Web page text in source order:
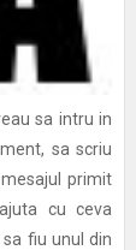
sa intru in
sa scriu
primit
cu ceva
fiu unul din